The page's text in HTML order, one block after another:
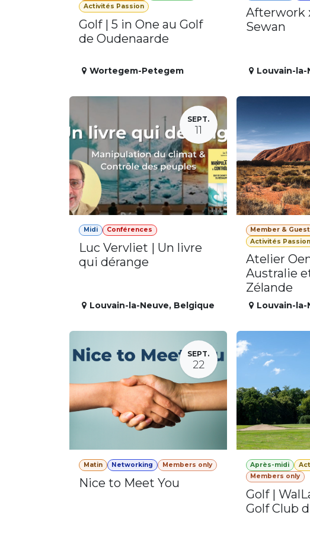
Activités Passion
Golf | 5 in One au Golf
de Oudenaarde
Wortegem-Petegem
Afterwork
Sewan
Louvain-la-
SEPT.
11
Midi Conférences
Luc Vervliet | Un livre
qui dérange
Louvain-la-Neuve, Belgique
Member & Guest
Activités Passion
Atelier
Australie
Zélande
Louvain-la-
SEPT.
22
Matin Networking Members only
Nice to Meet You
Après-midi
Members only
Golf |
Golf Club